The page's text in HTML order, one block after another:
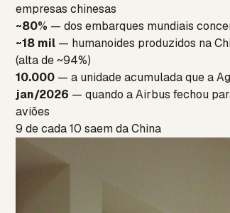
empresas chinesas
~80% — dos embarques mundiais
~18 mil — humanoides produzidos na
(alta de ~94%)
10.000 — a unidade acumulada que a
jan/2026 — quando a Airbus fechou
aviões
9 de cada 10 saem da China